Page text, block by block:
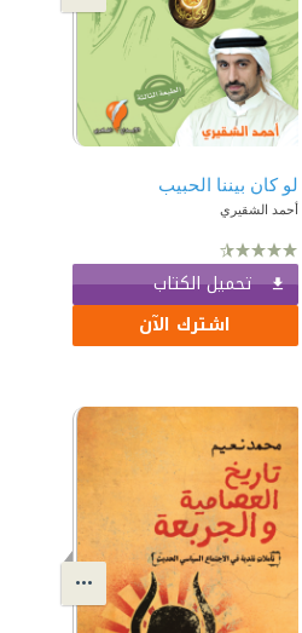
لو كان بيننا الحبيب
أحمد الشقيري
تحميل الكتاب
اشترك الآن